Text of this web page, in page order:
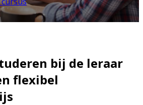
bij de leraar
flexibel